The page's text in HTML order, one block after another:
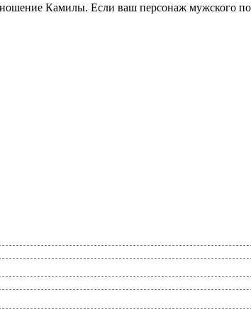
Камилы. Если ваш персонаж мужского